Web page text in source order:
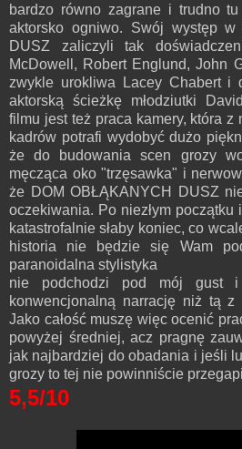
bardzo równo zagrane i trudno
aktorsko ogniwo. Swój występ w
DUSZ zaliczyli tak
McDowell, Robert Englund, John
zwykle urokliwa Lacey Chabert i
aktorską ścieżkę młodziutki
filmu jest też praca kamery, która z
kadrów potrafi wydobyć dużo
że do budowania scen grozy
męcząca oko "trzęsawka" i
że DOM OBŁĄKANYCH DUSZ
oczekiwania. Po niezłym początku
katastrofalnie słaby koniec, co
historia nie będzie się Wam
paranoidalna stylistyka
nie podchodzi pod mój gust
konwencjonalną narrację niż tą z
Jako całość muszę więc ocenić
powyżej średniej, acz pragnę
jak najbardziej do obadania i jeśli
grozy to tej nie powinniście
5,5/10